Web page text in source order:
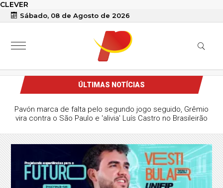
CLEVER
Sábado, 08 de Agosto de 2026
ÚLTIMAS NOTÍCIAS
Pavón marca de falta pelo segundo jogo seguido, Grêmio
vira contra o São Paulo e 'alivia' Luís Castro no Brasileirão